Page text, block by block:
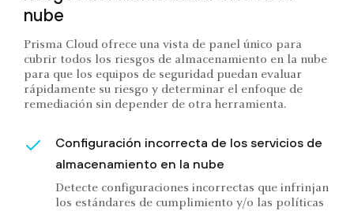
nube
Prisma Cloud ofrece una vista de panel único para
cubrir todos los riesgos de almacenamiento en la nube
para que los equipos de seguridad puedan evaluar
rápidamente su riesgo y determinar el enfoque de
remediación sin depender de otra herramienta.
Configuración incorrecta de los servicios de
almacenamiento en la nube
Detecte configuraciones incorrectas que infrinjan
los estándares de cumplimiento y/o las políticas